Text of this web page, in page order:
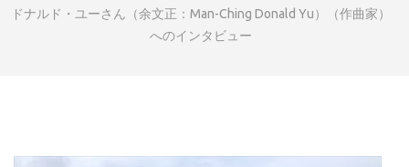
ドナルド・ユーさん（余文正：Man-Ching Donald Yu）（作曲家）
へのインタビュー